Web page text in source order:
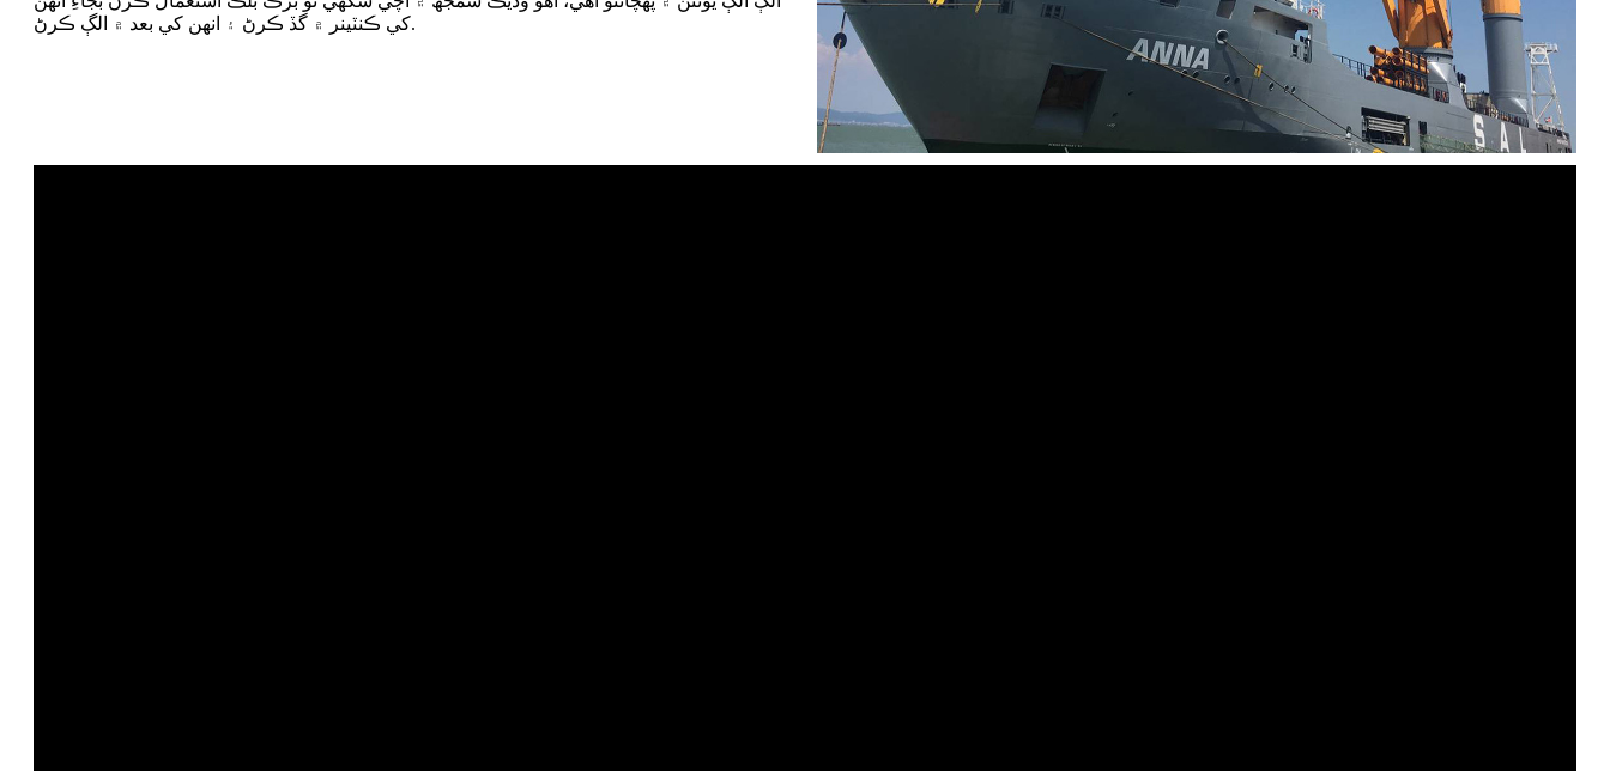
کي ڪنٽينر ۾ گڏ ڪرڻ ۽ انھن کي بعد ۾ الڳ ڪرڻ.